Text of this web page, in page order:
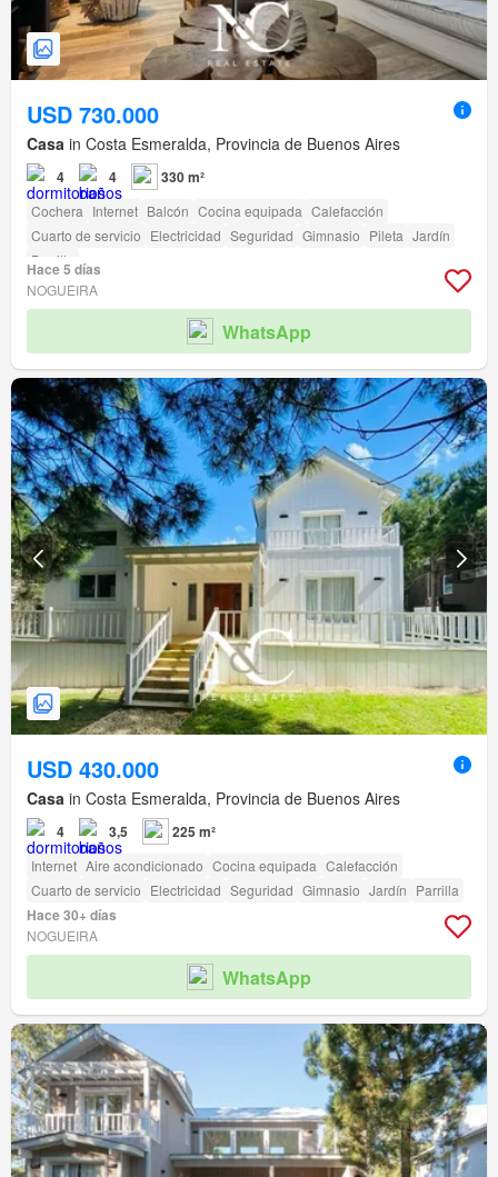
USD 730.000
Casa in Costa Esmeralda, Provincia de Buenos Aires
4 4 330 m²
Cochera Internet Balcón Cocina equipada Calefacción
Cuarto de servicio Electricidad Seguridad Gimnasio Pileta Jardín
Parrilla
Hace 5 días
NOGUEIRA
WhatsApp
USD 430.000
Casa in Costa Esmeralda, Provincia de Buenos Aires
4 3,5 225 m²
Internet Aire acondicionado Cocina equipada Calefacción
Cuarto de servicio Electricidad Seguridad Gimnasio Jardín Parrilla
Hace 30+ días
NOGUEIRA
WhatsApp